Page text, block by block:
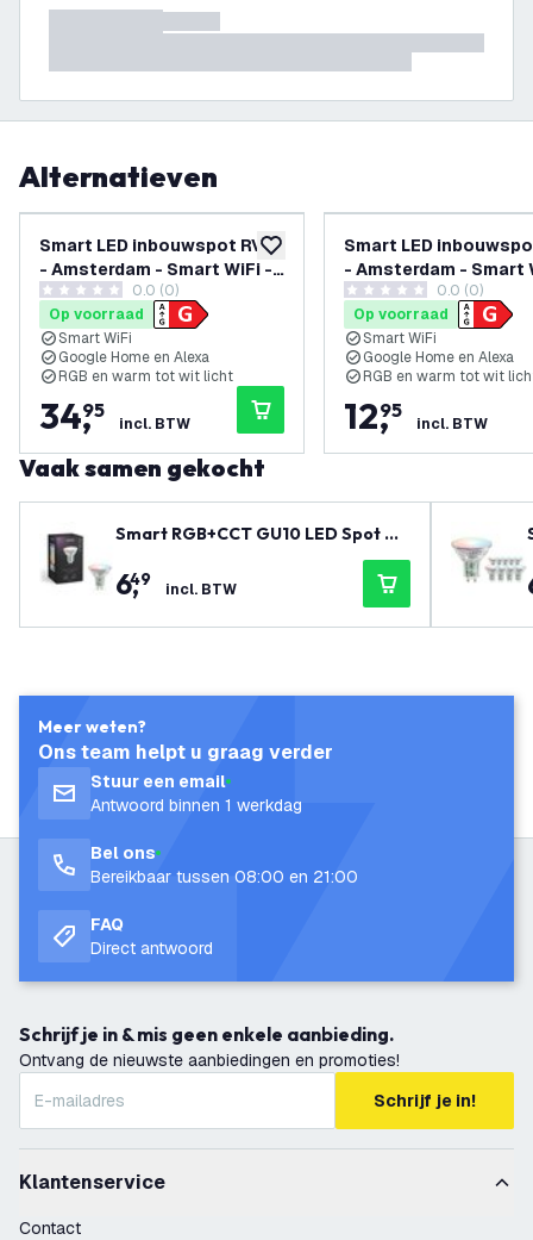
Alternatieven
toevoegen aan verlanglijst
Smart LED inbouwspot RVS
- Amsterdam - Smart WiFi -
Dimbaar - RGB+CCT - 3 pack
0 score sterren0.0 (0)
Op voorraad
Smart WiFi
Google Home en Alexa
RGB en warm tot wit licht
34,
95
incl. BTW
Smart LED
- Amsterdam - Smart
Dimbaar - RGB+CCT
0 score sterren0.0 (0)
Op voorraad
Smart WiFi
Google Home en Alexa
RGB en warm tot wit
12,
95
incl. BTW
Vaak samen gekocht
Smart RGB+CCT GU10 LED Spot Di
6,
49 incl. BTW
Meer weten?
Ons team helpt u graag verder
Stuur een email
Antwoord binnen 1 werkdag
Bel ons
Bereikbaar tussen 08:00 en 21:00
FAQ
Direct antwoord
Schrijf je in & mis geen enkele aanbieding.
Ontvang de nieuwste aanbiedingen en promoties!
Schrijf je in!
Klantenservice
Contact